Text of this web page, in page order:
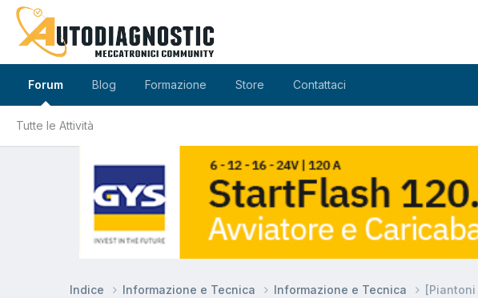
Forum
Tutte le Attività
Blog Formazione Store Contattaci
Indice Informazione e Tecnica Informazione e Tecnica